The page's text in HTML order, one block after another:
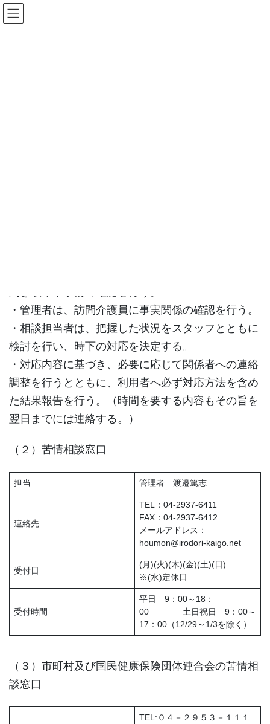
コ
ン
ナ
ビ
・管理者は、訪問介護員に事実関係の確認を行う。
・相談担当者は、把握した状況をスタッフとともに
検討を行い、時下の対応を決定する。
・対応内容に基づき、必要に応じて関係者への連絡
調整を行うとともに、利用者へ必ず対応方法を含め
た結果報告を行う。（時間を要する内容もその旨を
翌日までには連絡する。）
（２）苦情相談窓口
担当 管理者 渡邉篤志
連絡先
TEL：04-2937-6411
FAX：04-2937-6412
メールアドレス：
houmon@irodori-kaigo.net
受付日
(月)(火)(木)(金)(土)(日)
※(水)定休日
受付時間
平日 9：00～18：
00 土日祝日 9：00～
17：00（12/29～1/3を除く）
（３）市町村及び国民健康保険団体連合会の苦情相
談窓口
TEL:０４－２９５３－１１１